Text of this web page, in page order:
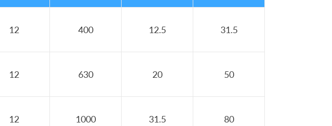
12 400 12.5 31.5
12 630 20 50
12 1000 31.5 80